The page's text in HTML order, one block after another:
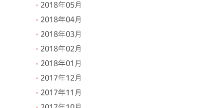
2018年05月
2018年04月
2018年03月
2018年02月
2018年01月
2017年12月
2017年11月